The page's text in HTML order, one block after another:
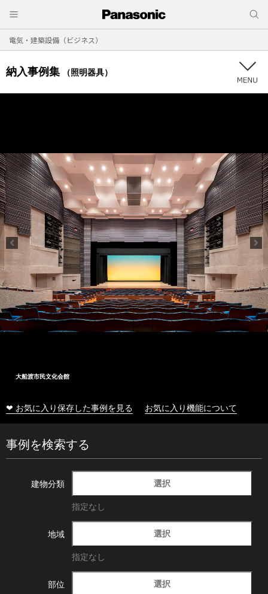
電気・建築設備（ビジネス）
納入事例集 （照明器具）
大船渡市民文化会館
❤ お気に入り保存した事例を見る お気に入り機能について
事例を検索する
建物分類 選択
指定なし
地域 選択
指定なし
部位 選択